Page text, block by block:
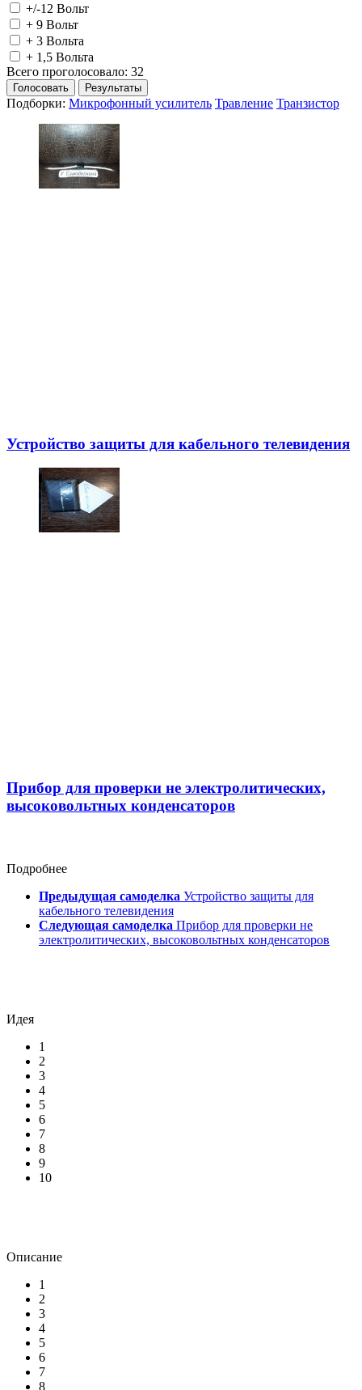
+/-12 Вольт
+ 9 Вольт
+ 3 Вольта
+ 1,5 Вольта
Всего проголосовало: 32
Голосовать Результаты
Подборки: Микрофонный усилитель Травление Транзистор
Устройство защиты для кабельного телевидения
Прибор для проверки не электролитических,
высоковольтных конденсаторов
Подробнее
Предыдущая самоделка Устройство защиты для
кабельного телевидения
Следующая самоделка Прибор для проверки не
электролитических, высоковольтных конденсаторов
Идея
1
2
3
4
5
6
7
8
9
10
Описание
1
2
3
4
5
6
7
8